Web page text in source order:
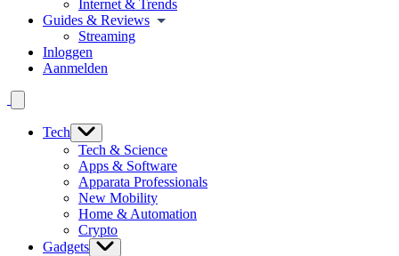
Internet & Trends
Guides & Reviews
Streaming
Inloggen
Aanmelden
Tech
Tech & Science
Apps & Software
Apparata Professionals
New Mobility
Home & Automation
Crypto
Gadgets